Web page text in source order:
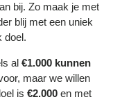
bij. Zo maak je met
blij met een uniek
doel.
al €1.000 kunnen
maar we willen
is €2.000 en met